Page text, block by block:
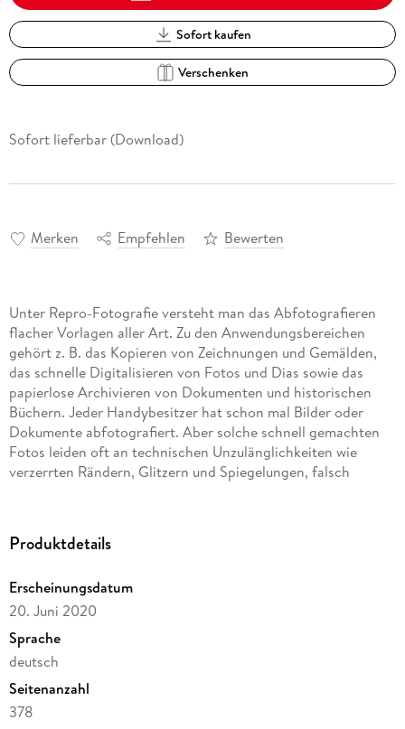
Sofort kaufen
Verschenken
Sofort lieferbar (Download)
Merken Empfehlen Bewerten
Unter Repro-Fotografie versteht man das Abfotografieren
flacher Vorlagen aller Art. Zu den Anwendungsbereichen
gehört z. B. das Kopieren von Zeichnungen und Gemälden,
das schnelle Digitalisieren von Fotos und Dias sowie das
papierlose Archivieren von Dokumenten und historischen
Büchern. Jeder Handybesitzer hat schon mal Bilder oder
Dokumente abfotografiert. Aber solche schnell gemachten
Fotos leiden oft an technischen Unzulänglichkeiten wie
verzerrten Rändern, Glitzern und Spiegelungen, falsch
vermeidet. Manchmal sind die Ansprüche höher und
Großdrucke oder die Archivierung detailreicher Vorlagen will
man sogar die bestmögliche Qualität, die man mit
vertretbaren Mitteln hinbekommt. Dieses Buch erklärt auf
378 Seiten das Handwerk der Repro-Fotografie in Theorie
und Praxis. Die Anleitungen reichen von schnellen
Behelfsmethoden über bewährte Standardverfahren bis hin
zu richtig anspruchsvoller Repro-Arbeit, für die man nichts
Produktdetails
Erscheinungsdatum
20. Juni 2020
Sprache
deutsch
Seitenanzahl
378